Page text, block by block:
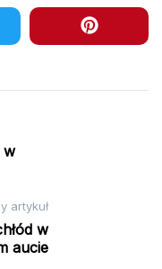
w
artykuł
w
aucie